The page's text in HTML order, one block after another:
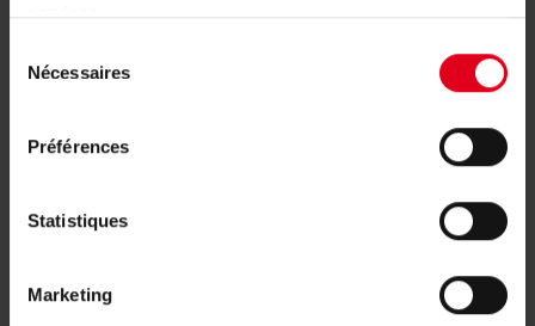
services.
Nécessaires
Préférences
Statistiques
Marketing
Séparateur de boues magnétique
orientable